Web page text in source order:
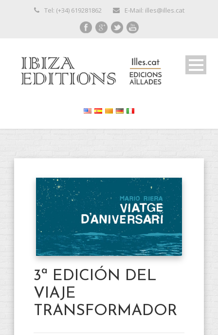
Tel: (+34) 619281862 E-Mail: illes@illes.cat
3ª EDICIÓN DEL
VIAJE
TRANSFORMADOR